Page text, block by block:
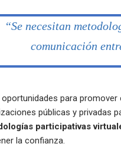
“Se necesitan
comunicación
oportunidades para
públicas y privadas
participativas
la confianza.